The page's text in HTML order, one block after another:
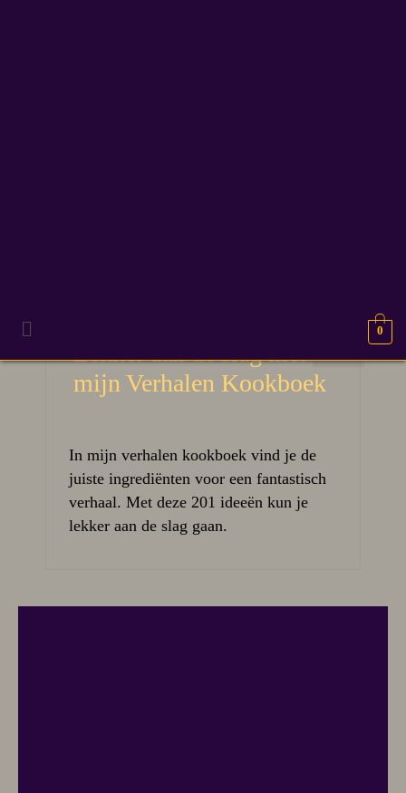
0
Lekker aan de slag met
mijn Verhalen Kookboek
In mijn verhalen kookboek vind je de
juiste ingrediënten voor een fantastisch
verhaal. Met deze 201 ideeën kun je
lekker aan de slag gaan.